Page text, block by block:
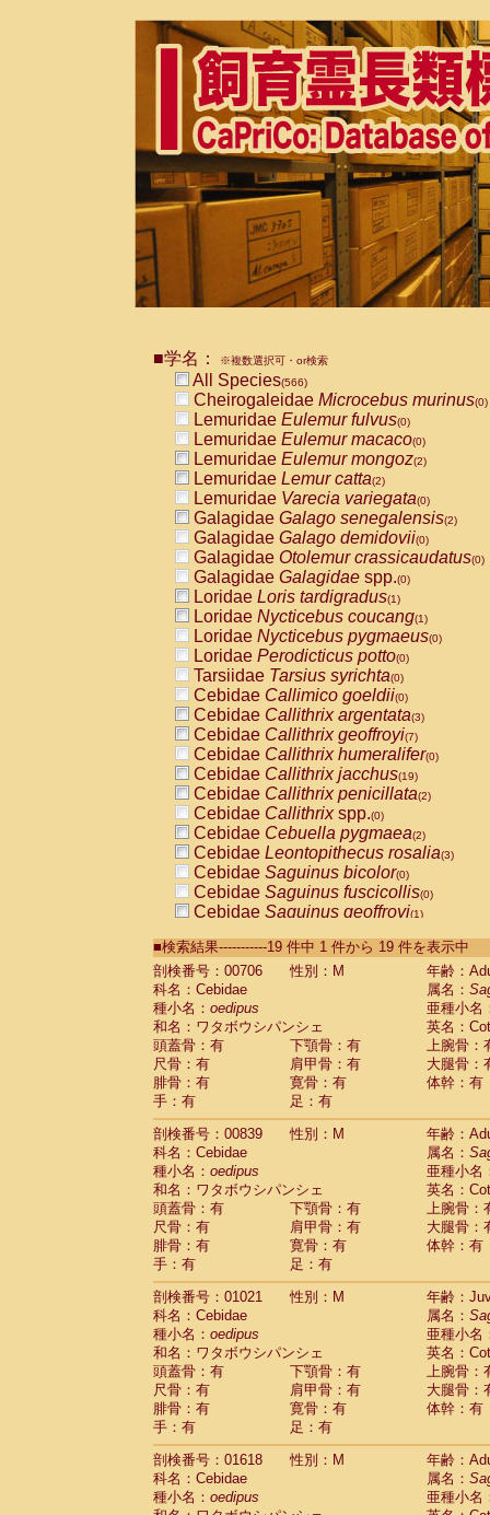
■学名： ※複数選択可・or検索
All Species(566)
Cheirogaleidae Microcebus murinus(0)
Lemuridae Eulemur fulvus(0)
Lemuridae Eulemur macaco(0)
Lemuridae Eulemur mongoz(2)
Lemuridae Lemur catta(2)
Lemuridae Varecia variegata(0)
Galagidae Galago senegalensis(2)
Galagidae Galago demidovii(0)
Galagidae Otolemur crassicaudatus(0)
Galagidae Galagidae spp.(0)
Loridae Loris tardigradus(1)
Loridae Nycticebus coucang(1)
Loridae Nycticebus pygmaeus(0)
Loridae Perodicticus potto(0)
Tarsiidae Tarsius syrichta(0)
Cebidae Callimico goeldii(0)
Cebidae Callithrix argentata(3)
Cebidae Callithrix geoffroyi(7)
Cebidae Callithrix humeralifer(0)
Cebidae Callithrix jacchus(19)
Cebidae Callithrix penicillata(2)
Cebidae Callithrixspp.(0)
Cebidae Cebuella pygmaea(2)
Cebidae Leontopithecus rosalia(3)
Cebidae Saguinus bicolor(0)
Cebidae Saguinus fuscicollis(0)
Cebidae Saguinus geoffroyi(1)
CebidaeSaguinus labiatus(0)
Cebidae Saguinus leucopus (4)
Cebidae
Cebidae
CebidaeSaguinus nigricollis (12)
Cebidae Saguinus oedipus
Cebidae Saguinus weddelli
Cebidae Saguinusspp.
Cebidae Aotus trivirgatus
Cebidae Cebus albifrons
Cebidae
Cebidae
CebidaeCebus nigrivittatus
Cebidae Cebusspp.(0)
Cebidae Saimiri boliviensis
Cebidae Saimiri sciureus
Atelidae Alouatta caraya
AtelidaeAlouatta fusca
AtelidaeAlouatta seniculus
Atelidae
Atelidae Ateles belzebuth
Atelidae Ateles geoffroyi
Atelidae Ateles paniscus
Atelidae Atelesspp.
Atelidae Lagothrix lagothricha
AtelidaeLagothrix lagothricha cana(0)
Pitheciidae
Cacajao calvus
Pitheciidae
Callicebus cupreus(0)
Pitheciidae Callicebus donacophilus(0)
■検索結果-----------19 件中 1 件から 19 件を表示中
剖検番号：00706
性別：M
年齢：
科名：Cebidae
属名：
種小名： oedipus
亜種小名
和名：ワタボウシパンシェ
英名：
頭蓋骨：有
下顎骨：有
上腕骨：
尺骨：有
肩甲骨：有
大腿骨：
腓骨：有
寛骨：有
体幹：有
手：有
足：有
剖検番号：00839
性別：M
年齢：
科名：Cebidae
属名：
種小名： oedipus
亜種小名
和名：ワタボウシパンシェ
英名：
頭蓋骨：有
下顎骨：有
上腕骨：
尺骨：有
肩甲骨：有
大腿骨：
腓骨：有
寛骨：有
体幹：有
手：有
足：有
剖検番号：01021
性別：M
年齢：
科名：Cebidae
属名：
種小名： oedipus
亜種小名
和名：ワタボウシパンシェ
英名：
頭蓋骨：有
下顎骨：有
上腕骨：
尺骨：有
肩甲骨：有
大腿骨：
腓骨：有
寛骨：有
体幹：有
手：有
足：有
剖検番号：01618
性別：M
年齢：
科名：Cebidae
属名：
種小名： oedipus
亜種小名